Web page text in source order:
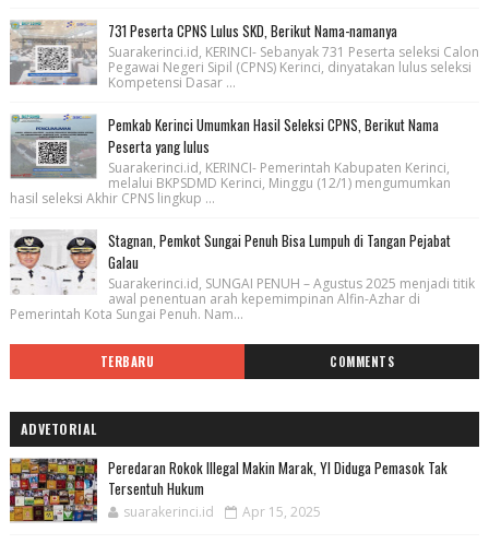
731 Peserta CPNS Lulus SKD, Berikut Nama-namanya
Suarakerinci.id, KERINCI- Sebanyak 731 Peserta seleksi Calon
Pegawai Negeri Sipil (CPNS) Kerinci, dinyatakan lulus seleksi
Kompetensi Dasar ...
Pemkab Kerinci Umumkan Hasil Seleksi CPNS, Berikut Nama
Peserta yang lulus
Suarakerinci.id, KERINCI- Pemerintah Kabupaten Kerinci,
melalui BKPSDMD Kerinci, Minggu (12/1) mengumumkan
hasil seleksi Akhir CPNS lingkup ...
Stagnan, Pemkot Sungai Penuh Bisa Lumpuh di Tangan Pejabat
Galau
Suarakerinci.id, SUNGAI PENUH – Agustus 2025 menjadi titik
awal penentuan arah kepemimpinan Alfin-Azhar di
Pemerintah Kota Sungai Penuh. Nam...
TERBARU COMMENTS
ADVETORIAL
Peredaran Rokok Illegal Makin Marak, YI Diduga Pemasok Tak
Tersentuh Hukum
suarakerinci.id Apr 15, 2025